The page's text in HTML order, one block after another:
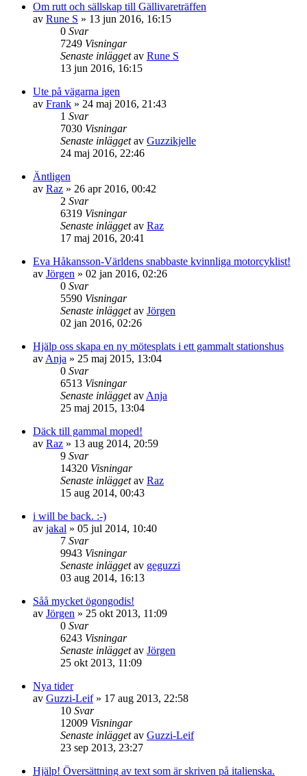
Om rutt och sällskap till Gällivareträffen
av Rune S » 13 jun 2016, 16:15
0 Svar
7249 Visningar
Senaste inläggetav Rune S
13 jun 2016, 16:15
Ute på vägarna igen
av Frank » 24 maj 2016, 21:43
1 Svar
7030 Visningar
Senaste inläggetav Guzzikjelle
24 maj 2016, 22:46
Äntligen
av Raz » 26 apr 2016, 00:42
2 Svar
6319 Visningar
Senaste inläggetav Raz
17 maj 2016, 20:41
Eva Håkansson-Världens snabbaste kvinnliga motorcyklist!
av Jörgen » 02 jan 2016, 02:26
0 Svar
5590 Visningar
Senaste inläggetav Jörgen
02 jan 2016, 02:26
Hjälp oss skapa en ny mötesplats i ett gammalt stationshus
av Anja » 25 maj 2015, 13:04
0 Svar
6513 Visningar
Senaste inläggetav Anja
25 maj 2015, 13:04
Däck till gammal moped!
av Raz » 13 aug 2014, 20:59
9 Svar
14320 Visningar
Senaste inläggetav Raz
15 aug 2014, 00:43
i will be back. :-)
av jakal » 05 jul 2014, 10:40
7 Svar
9943 Visningar
Senaste inläggetav geguzzi
03 aug 2014, 16:13
Såå mycket ögongodis!
av Jörgen » 25 okt 2013, 11:09
0 Svar
6243 Visningar
Senaste inläggetav Jörgen
25 okt 2013, 11:09
Nya tider
av Guzzi-Leif» 17 aug 2013, 22:58
10 Svar
12009 Visningar
Senaste inläggetav Guzzi-Leif
23 sep 2013, 23:27
Hjälp! Översättning av text som är skriven på italienska.